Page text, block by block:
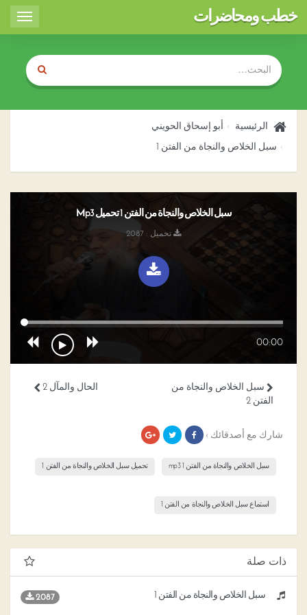
Toggle
خطب ومحاضرات
الرئيسية أبو إسحاق الحويني
سبل الخلاص والنجاة من الفتن 1
سبل الخلاص والنجاة من الفتن 1 تحميل Mp3
تحميل : 2087
00:00
الحال والمآل 2
سبل الخلاص والنجاة من
الفتن 2
شارك مع أصدقائك ›
سبل الخلاص والنجاة من الفتن 1 mp3 تحميل سبل الخلاص والنجاة من الفتن 1
استماع سبل الخلاص والنجاة من الفتن 1
ذات صلة
سبل الخلاص والنجاة من الفتن 1 2087